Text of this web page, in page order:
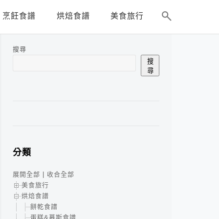
烹飪食譜 烘焙食譜 美食旅行
搜尋
搜
尋
分類
展開全部
收合全部
美食旅行
烘焙食譜
餅乾食譜
蛋糕&慕斯食譜